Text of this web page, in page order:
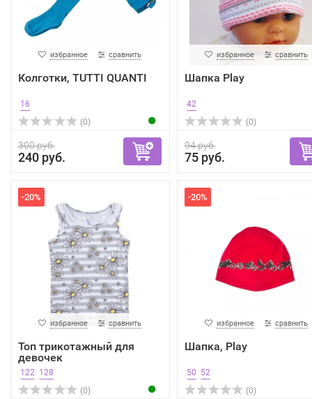
избранное сравнить
Колготки, TUTTI QUANTI
16
(0)
300 руб.
240 руб.
избранное сравнить
Шапка Play
42
(0)
94 руб.
75 руб.
-20%
избранное сравнить
Топ трикотажный для
девочек
122 128
(0)
-20%
избранное сравнить
Шапка, Play
50 52
(0)